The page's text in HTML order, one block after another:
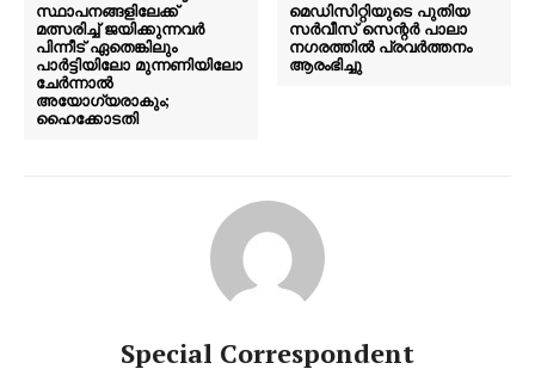
സ്ഥാപനങ്ങളിലേക്ക്
മത്സരിച്ച് ജയിക്കുന്നവർ
പിന്നീട് ഏതെങ്കിലും
പാർട്ടിയിലോ മുന്നണിയിലോ
ചേർന്നാൽ
അയോഗ്യരാകും;
ഹൈക്കോടതി
മെഡിസിറ്റിയുടെ പുതിയ
സർവീസ് സെന്റർ പാലാ
നഗരത്തിൽ പ്രവർത്തനം
ആരംഭിച്ചു
Special Correspondent